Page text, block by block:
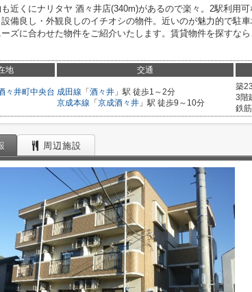
も近くにナリタヤ 酒々井店(340m)があるので楽々。2駅利用
備良し・外観良しのイチオシの物件。近いのが魅力的で駐
ズに合わせた物件をご紹介いたします。賃貸物件を探すな
地 交通
々井町中央台 成田線 「 酒々井 」駅 徒歩1～2分
京成本線 「 京成酒々井 」駅 徒歩9～10分
築
3階
鉄
周辺施設